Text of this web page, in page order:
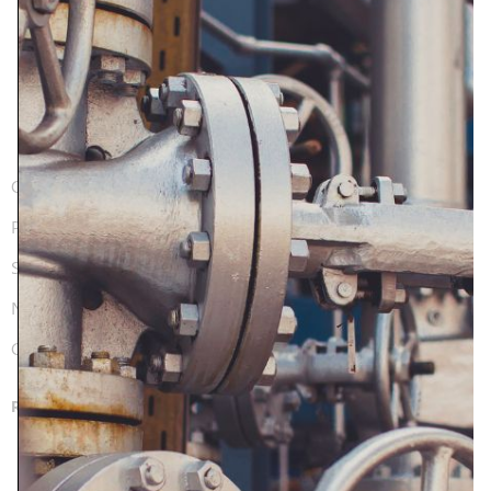
08008 Barcelona (España)
+34 934 948 050
comercial@roweko.com
QUIÉNES SOMOS
PRODUCTOS Y SERVICIOS
SECTORES
NOTICIAS
CONTACTO
REDES SOCIALES
FACEBOOK
LINKEDIN